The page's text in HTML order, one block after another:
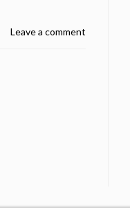
Leave a comment